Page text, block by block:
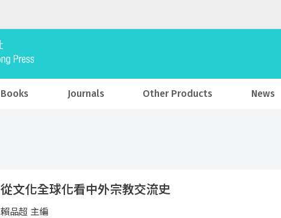
Books Journals Other Products News
從文化全球化看中外宗教交流史
賴品超 主編